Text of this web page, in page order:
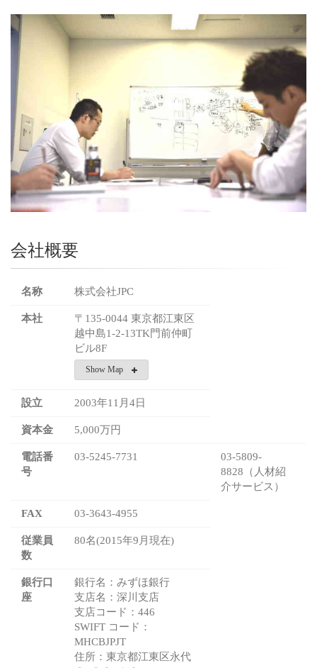
会社概要
名称 株式会社JPC
本社
〒135-0044 東京都江東区
越中島1-2-13TK門前仲町
ビル8F
Show Map
設立 2003年11月4日
資本金 5,000万円
電話番
号
03-5245-7731
03-5809-
8828（人材紹
介サービス）
FAX 03-3643-4955
従業員
数
80名(2015年9月現在)
銀行口
座
銀行名：みずほ銀行
支店名：深川支店
支店コード：446
SWIFT コード：
MHCBJPJT
住所：東京都江東区永代